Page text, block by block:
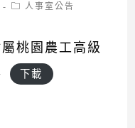
Post人事室公告
桃園農工高級
下載